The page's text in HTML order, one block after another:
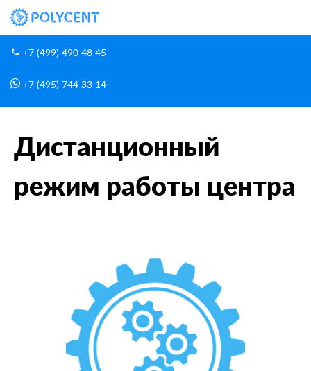
+7 (499) 490 48 45
+7 (495) 744 33 14
Дистанционный
режим работы центра